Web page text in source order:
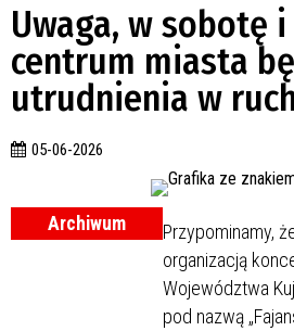
Uwaga, w sobotę
centrum miasta
utrudnienia w
05-06-2026
Archiwum
Przypominamy,
organizacją
Województwa
pod nazwą